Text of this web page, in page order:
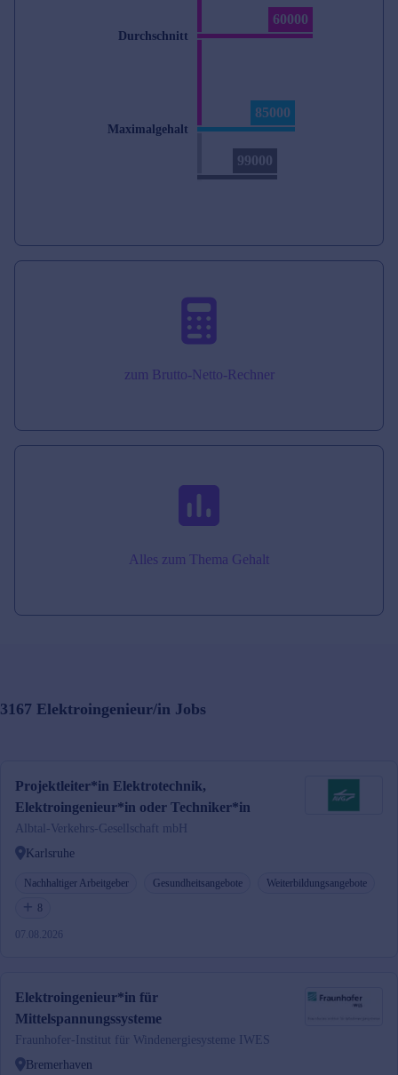
60000
Durchschnitt
85000
Maximalgehalt
99000
zum Brutto-Netto-Rechner
Alles zum Thema Gehalt
3167 Elektroingenieur/in Jobs
Projektleiter*in Elektrotechnik,
Elektroingenieur*in oder Techniker*in
Albtal-Verkehrs-Gesellschaft mbH
Karlsruhe
Nachhaltiger Arbeitgeber Gesundheitsangebote
Weiterbildungsangebote
8
07.08.2026
Elektroingenieur*in für
Mittelspannungssysteme
Fraunhofer-Institut für Windenergiesysteme IWES
Bremerhaven